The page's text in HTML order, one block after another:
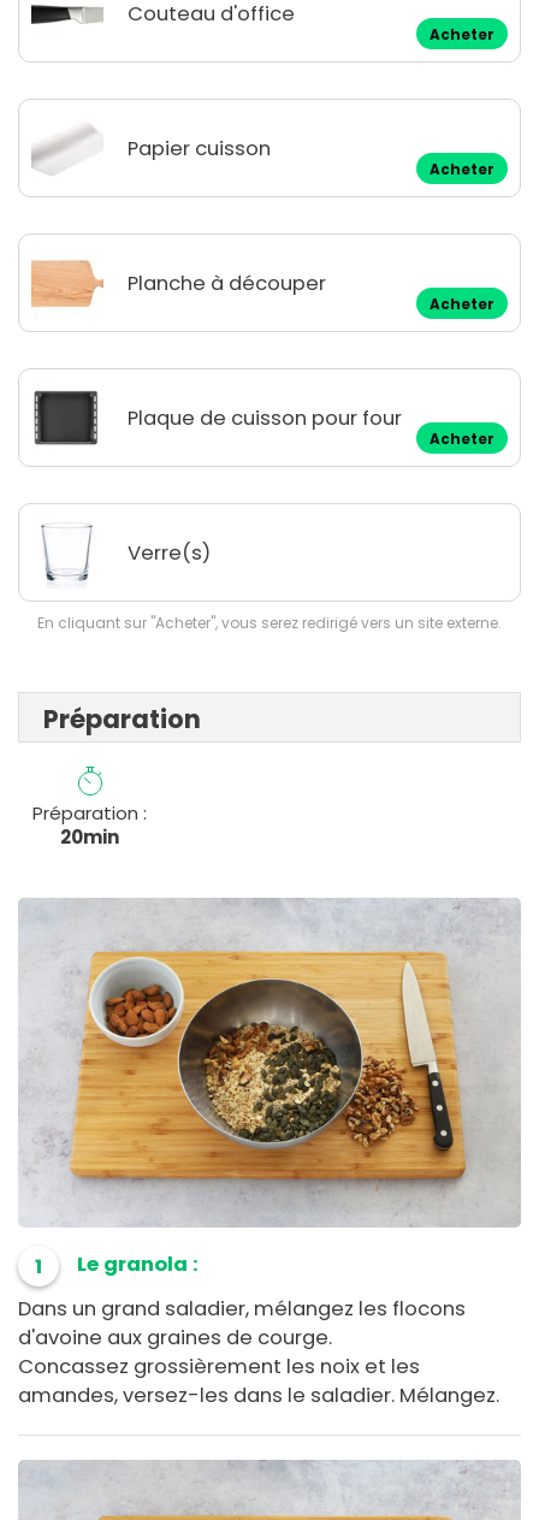
Couteau d'office
Acheter
Papier cuisson
Acheter
Planche à découper
Acheter
Plaque de cuisson pour four
Acheter
Verre(s)
En cliquant sur "Acheter", vous serez redirigé vers un site externe.
Préparation
Préparation :
20min
1
Le granola :
Dans un grand saladier, mélangez les flocons
d'avoine aux graines de courge.
Concassez grossièrement les noix et les
amandes, versez-les dans le saladier. Mélangez.